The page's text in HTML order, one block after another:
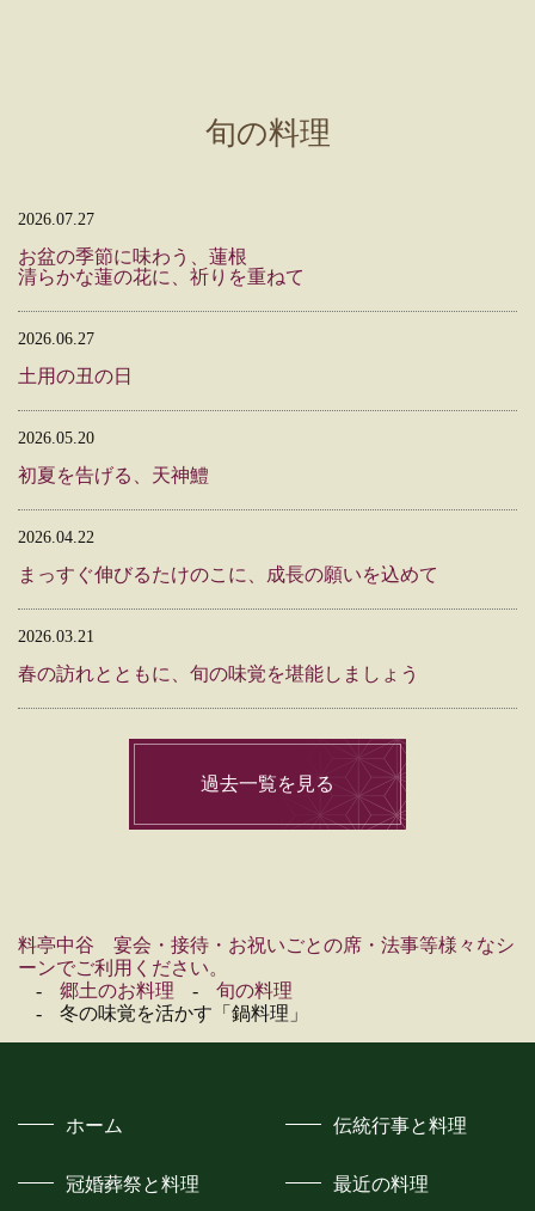
旬の料理
2026.07.27
お盆の季節に味わう、蓮根
清らかな蓮の花に、祈りを重ねて
2026.06.27
土用の丑の日
2026.05.20
初夏を告げる、天神鱧
2026.04.22
まっすぐ伸びるたけのこに、成長の願いを込めて
2026.03.21
春の訪れとともに、旬の味覚を堪能しましょう
過去一覧を見る
料亭中谷 宴会・接待・お祝いごとの席・法事等様々なシ
ーンでご利用ください。
郷土のお料理
旬の料理
冬の味覚を活かす「鍋料理」
ホーム 伝統行事と料理
冠婚葬祭と料理 最近の料理